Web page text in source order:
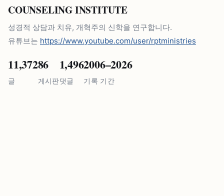
COUNSELING INSTITUTE
성경적 상담과 치유, 개혁주의 신학을 연구합니다.
유튜브는 https://www.youtube.com/user/rptministries
11,372
글
86
게시판
1,496
댓글
2006–2026
기록 기간